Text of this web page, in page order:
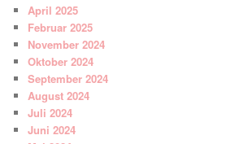
April 2025
Februar 2025
November 2024
Oktober 2024
September 2024
August 2024
Juli 2024
Juni 2024